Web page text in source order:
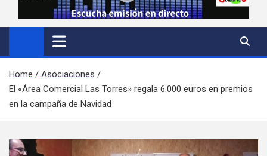
Home
Asociaciones
El «Área Comercial Las Torres» regala 6.000 euros en premios
en la campaña de Navidad